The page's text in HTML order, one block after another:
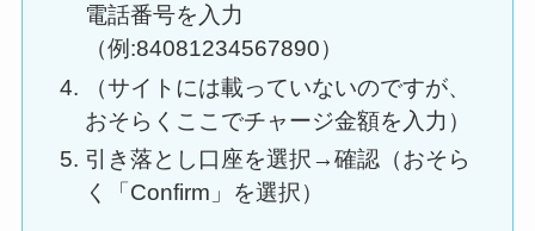
電話番号を入力
（例:84081234567890）
（サイトには載っていないのですが、
おそらくここでチャージ金額を入力）
引き落とし口座を選択→確認（おそら
く「Confirm」を選択）